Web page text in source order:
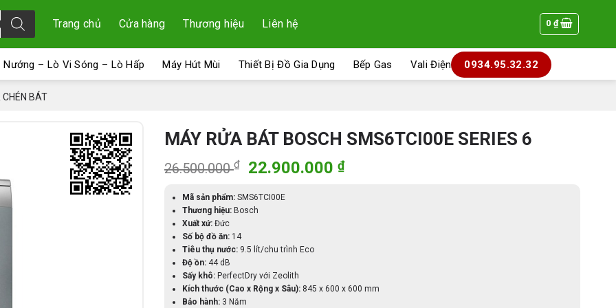
Trang chủ Cửa hàng Thương hiệu Liên hệ 0 ₫
Nướng – Lò Vi Sóng – Lò Hấp Máy Hút Mùi Thiết Bị Đồ Gia Dụng Bếp Gas Vali Điện 0934.95.32.32
BÁT
MÁY RỬA BÁT BOSCH SMS6TCI00E SERIES 6
26.500.000₫
Giá
là:
26.500.000 ₫.
22.900.000 ₫Giá
Mã sản phẩm:SMS6TCI00E
Thương hiệu:Bosch
Xuất xứ:Đức
Số bộ đồ ăn:14
Tiêu thụ nước:9.5 lít/chu trình Eco
Độ ồn:44 dB
Sấy khô:PerfectDry với Zeolith
Kích thước (Cao x Rộng x Sâu):845 x 600 x 600 mm
Bảo hành:3 Năm